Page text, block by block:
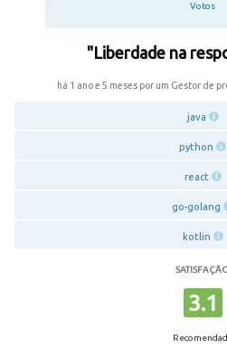
Votos
"Liberdade na
há 1 ano e 5 meses por um Gestor de
java
python
react
go-golang
kotlin
3.1